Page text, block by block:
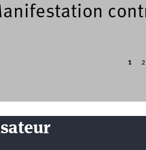
1 2